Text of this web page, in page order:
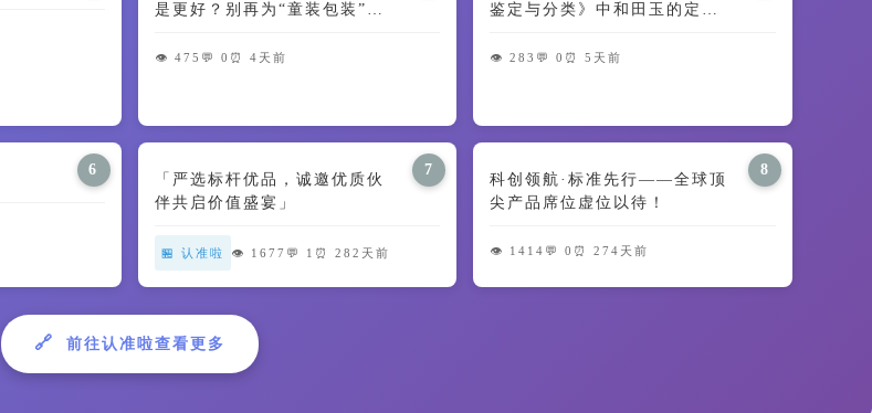
是更好？别再为“童装包装”交
👁️ 475 💬 0 ⏰ 4天前
鉴定与分类》中和田玉的定义
👁️ 283 💬 0 ⏰ 5天前
6 7
「严选标杆优品，诚邀优质伙
伴共启价值盛宴」
🏪 认准啦 👁️ 1677 💬 1 ⏰ 282天前
8
科创领航·标准先行——全球顶
尖产品席位虚位以待！
👁️ 1414 💬 0 ⏰ 274天前
🔗 前往认准啦查看更多